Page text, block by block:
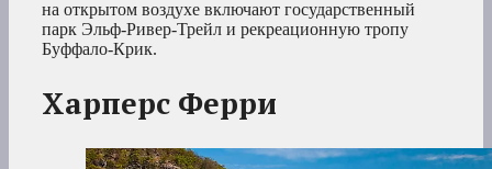
на открытом воздухе включают государственный
парк Эльф-Ривер-Трейл и рекреационную тропу
Буффало-Крик.
Харперс Ферри